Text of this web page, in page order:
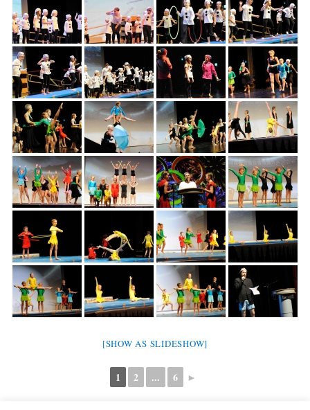
[SHOW AS SLIDESHOW]
1 2 ... 6 ►